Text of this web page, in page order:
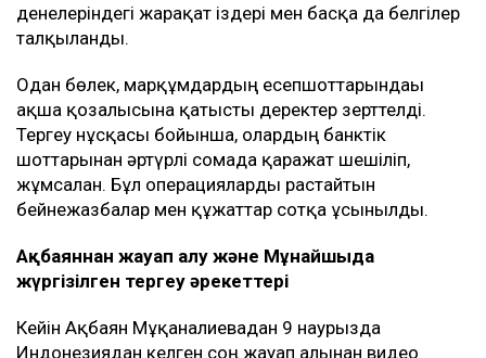
денелеріндегі жарақат іздері мен басқа да белгілер
талқыланды.
Одан бөлек, марқұмдардың есепшоттарындағы
ақша қозғалысына қатысты деректер зерттелді.
Тергеу нұсқасы бойынша, олардың банктік
шоттарынан әртүрлі сомада қаражат шешіліп,
жұмсалған. Бұл операцияларды растайтын
бейнежазбалар мен құжаттар сотқа ұсынылды.
Ақбаяннан жауап алу және Мұнайшыда
жүргізілген тергеу әрекеттері
Кейін Ақбаян Мұқанғалиевадан 9 наурызда
Индонезиядан келген соң жауап алынған видео